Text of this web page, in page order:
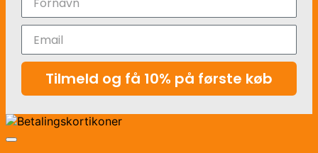
Tilmeld og få 10% på første køb